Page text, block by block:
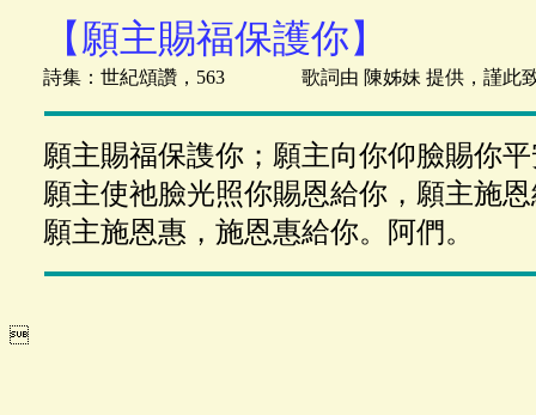
【願主賜福保護你】
詩集：世紀頌讚，563 歌詞由 陳姊妹 提供，謹此
願主賜福保謢你；願主向你仰臉賜你
願主使祂臉光照你賜恩給你，願主施
願主施恩惠，施恩惠給你。阿們。
